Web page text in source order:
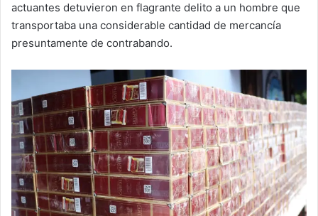
actuantes detuvieron en flagrante delito a un hombre que
transportaba una considerable cantidad de mercancía
presuntamente de contrabando.